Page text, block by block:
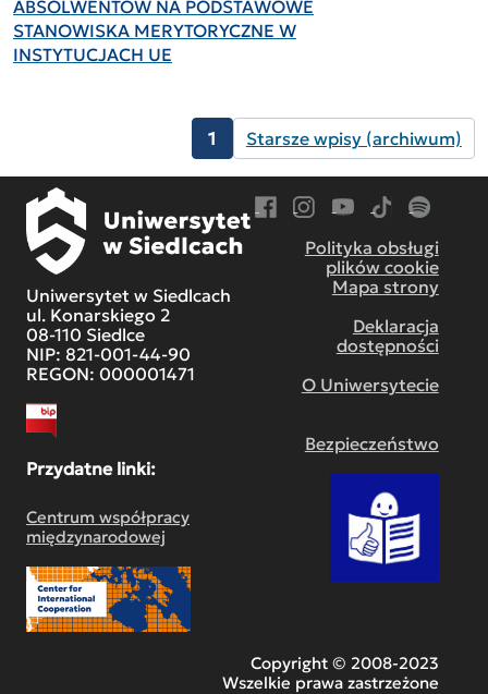
ABSOLWENTÓW NA PODSTAWOWE
STANOWISKA MERYTORYCZNE W
INSTYTUCJACH UE
1 Starsze wpisy (archiwum)
Uniwersytet w Siedlcach
ul. Konarskiego 2
08-110 Siedlce
NIP: 821-001-44-90
REGON: 000001471
Przydatne linki:
Centrum współpracy
międzynarodowej
Polityka obsługi
plików cookie
Mapa strony
Deklaracja
dostępności
O Uniwersytecie
Bezpieczeństwo
Copyright © 2008-2023
Wszelkie prawa zastrzeżone